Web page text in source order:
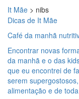
It Mãe > nibs
Dicas de It Mãe
Café da manhã
Encontrar novas
da manhã e o das
que eu encontrei de
serem
alimentação e de